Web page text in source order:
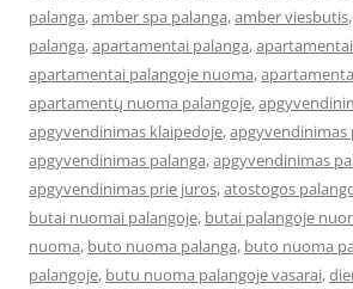
palanga,amber spa palanga,amber viesbutis,
palanga,apartamentai palanga,
apartamentai palangoje nuoma,
apartamentų nuoma palangoje,
apgyvendinimas klaipedoje,apgyvendinimas
apgyvendinimas palanga,apgyvendinimas
apgyvendinimas prie juros,atostogos
butai nuomai palangoje, butai palangoje
nuoma, buto nuoma palanga, buto nuoma
palangoje, butu nuoma palangoje vasarai,